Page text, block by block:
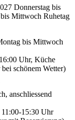
Donnerstag bis
Mittwoch Ruhetag
bis Mittwoch
Uhr, Küche
schönem Wetter)
anschliessend
15:30 Uhr